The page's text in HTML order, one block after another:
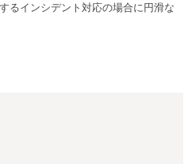
るインシデント対応の場合に円滑な